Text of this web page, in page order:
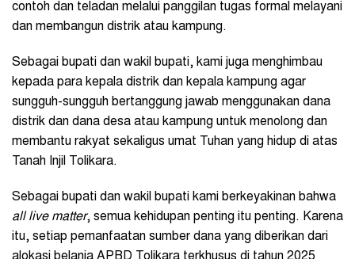
contoh dan teladan melalui panggilan tugas formal melayani
dan membangun distrik atau kampung.
Sebagai bupati dan wakil bupati, kami juga menghimbau
kepada para kepala distrik dan kepala kampung agar
sungguh-sungguh bertanggung jawab menggunakan dana
distrik dan dana desa atau kampung untuk menolong dan
membantu rakyat sekaligus umat Tuhan yang hidup di atas
Tanah Injil Tolikara.
Sebagai bupati dan wakil bupati kami berkeyakinan bahwa
all live matter, semua kehidupan penting itu penting. Karena
itu, setiap pemanfaatan sumber dana yang diberikan dari